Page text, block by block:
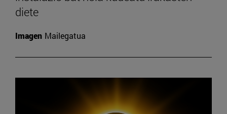
diete
Imagen Mailegatua